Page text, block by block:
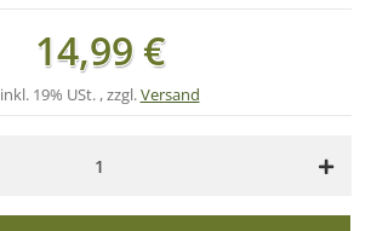
14,99 €
inkl. 19% USt. , zzgl.Versand